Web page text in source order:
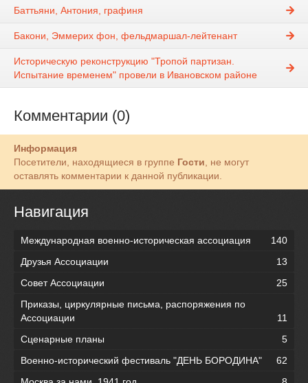
Баттьяни, Антония, графиня
Бакони, Эммерих фон, фельдмаршал-лейтенант
Историческую реконструкцию "Тропой партизан.
Испытание временем" провели в Ивановском районе
Комментарии (0)
Информация
Посетители, находящиеся в группе Гости , не могут
оставлять комментарии к данной публикации.
Навигация
Международная военно-историческая ассоциация
140
Друзья Ассоциации
13
Совет Ассоциации
25
Приказы, циркулярные письма, распоряжения по
Ассоциации
11
Сценарные планы
5
Военно-исторический фестиваль "ДЕНЬ БОРОДИНА"
62